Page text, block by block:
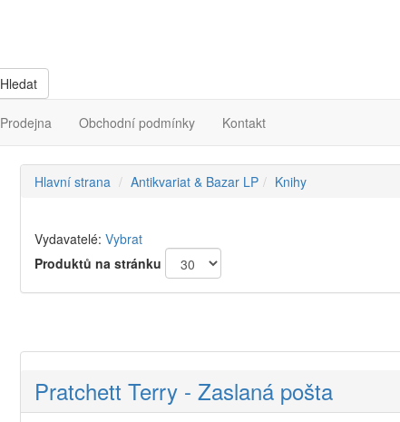
Prodejna Obchodní podmínky Kontakt
Hlavní strana Antikvariat & Bazar LP Knihy
Vydavatelé: Vybrat
Produktů na stránku
Pratchett Terry - Zaslaná pošta